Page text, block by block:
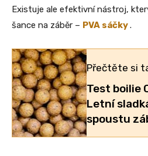
Existuje ale efektivní nástroj,
šance na záběr – PVA sáčky.
Přečtěte si
Test boilie
Letní
spoustu